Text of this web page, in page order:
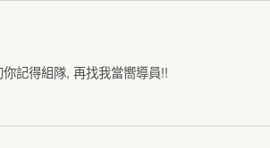
記得組隊, 再找我當嚮導員!!